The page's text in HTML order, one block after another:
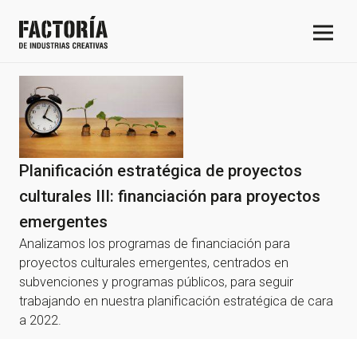
Planificación estratégica de proyectos
culturales III: financiación para proyectos
emergentes
Analizamos los programas de financiación para
proyectos culturales emergentes, centrados en
subvenciones y programas públicos, para seguir
trabajando en nuestra planificación estratégica de cara
a 2022.